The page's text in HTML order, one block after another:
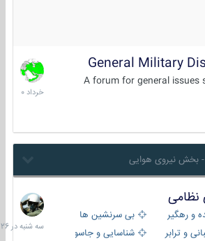
General Military
A forum for general
10
خرداد
1400
رهگیر
بی سرنشین ها
و ترابری
شناسایی و جاسوسی
سه
شنبه
در